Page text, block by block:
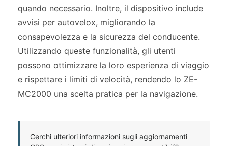
quando necessario. Inoltre, il dispositivo include
avvisi per autovelox, migliorando la
consapevolezza e la sicurezza del conducente.
Utilizzando queste funzionalità, gli utenti
possono ottimizzare la loro esperienza di viaggio
e rispettare i limiti di velocità, rendendo lo ZE-
MC2000 una scelta pratica per la navigazione.
Cerchi ulteriori informazioni sugli aggiornamenti